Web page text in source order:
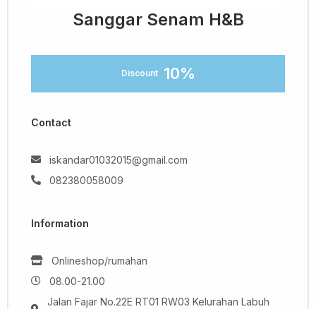
Sanggar Senam H&B
Discount 10%
Contact
iskandar01032015@gmail.com
082380058009
Information
Onlineshop/rumahan
08.00-21.00
Jalan Fajar No.22E RT01 RW03 Kelurahan Labuh